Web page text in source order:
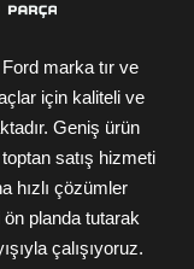
marka tır ve
için kaliteli ve
Geniş ürün
satış hizmeti
hızlı çözümler
planda tutarak
çalışıyoruz.